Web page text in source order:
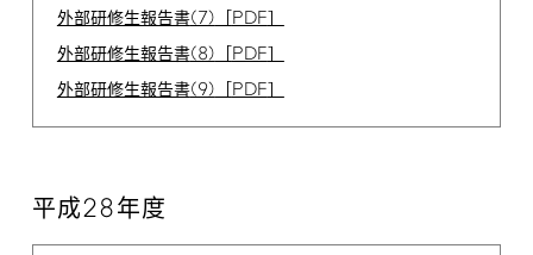
外部研修生報告書(7) PDF
外部研修生報告書(8) PDF
外部研修生報告書(9) PDF
平成28年度